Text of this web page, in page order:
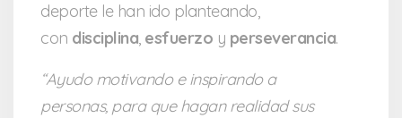
deporte le han ido planteando,
con disciplina, esfuerzo y perseverancia.
“Ayudo motivando e inspirando a
personas, para que hagan realidad sus